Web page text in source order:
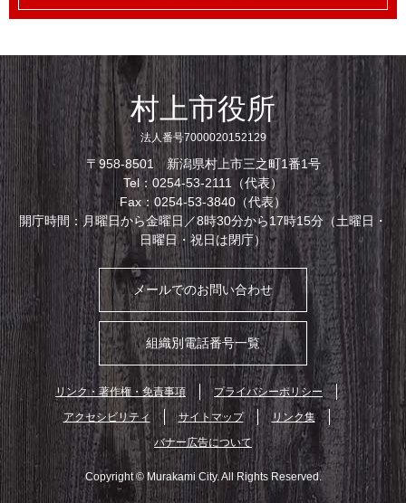
村上市役所
法人番号7000020152129
〒958-8501 新潟県村上市三之町1番1号
Tel：0254-53-2111（代表）
Fax：0254-53-3840（代表）
開庁時間：月曜日から金曜日／8時30分から17時15分（土曜日・
日曜日・祝日は閉庁）
メールでのお問い合わせ
組織別電話番号一覧
リンク・著作権・免責事項
プライバシーポリシー
アクセシビリティ
サイトマップ
リンク集
バナー広告について
Copyright © Murakami City. All Rights Reserved.